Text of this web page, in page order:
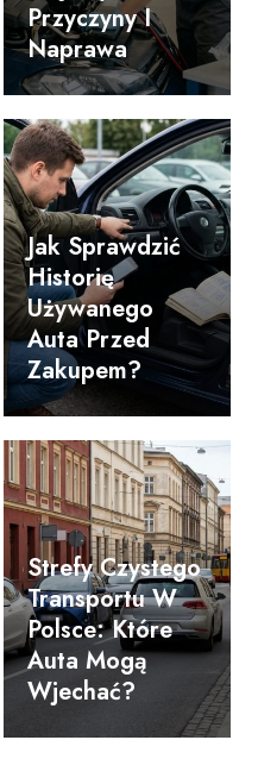
Przyczyny I
Naprawa
Jak Sprawdzić
Historię
Używanego
Auta Przed
Zakupem?
Strefy Czystego
Transportu W
Polsce: Które
Auta Mogą
Wjechać?